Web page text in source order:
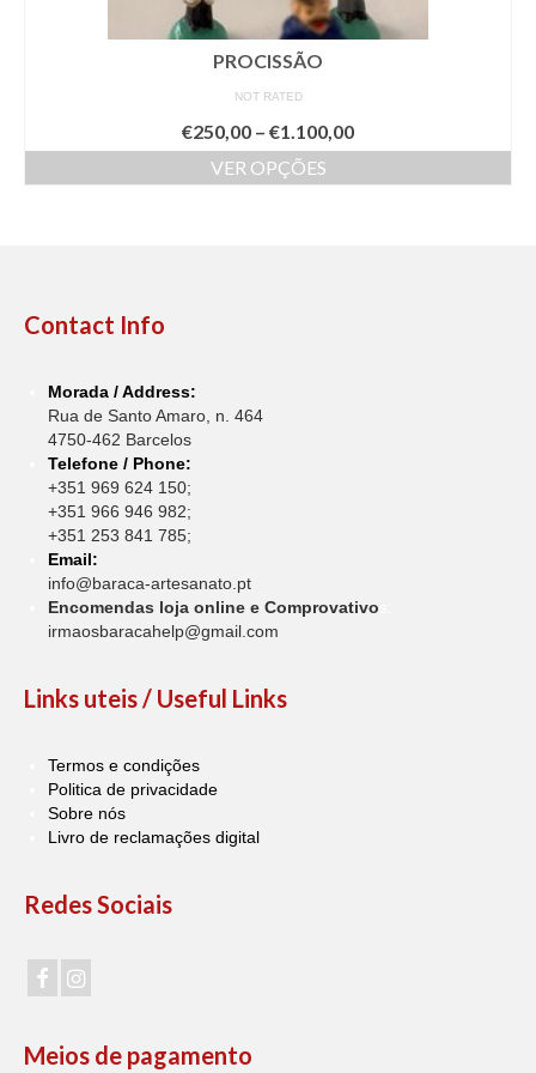
page
PROCISSÃO
NOT RATED
€250,00 – €1.100,00
VER OPÇÕES
Contact Info
Morada / Address:
Rua de Santo Amaro, n. 464
4750-462 Barcelos
Telefone / Phone:
+351 969 624 150;
+351 966 946 982;
+351 253 841 785;
Email:
info@baraca-artesanato.pt
Encomendas loja online e Comprovativo
irmaosbaracahelp@gmail.com
Links uteis / Useful Links
Termos e condições
Politica de privacidade
Sobre nós
Livro de reclamações digital
Redes Sociais
Meios de pagamento